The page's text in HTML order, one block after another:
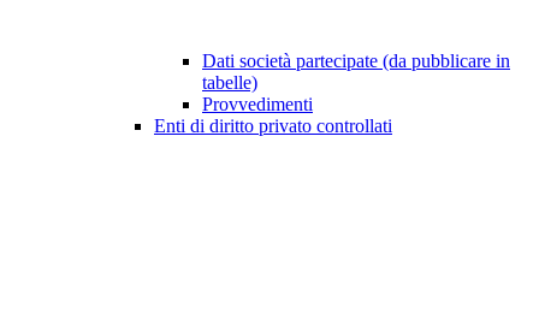
Dati società partecipate (da pubblicare in
tabelle)
Provvedimenti
Enti di diritto privato controllati